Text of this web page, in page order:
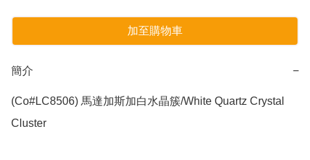
加至購物車
簡介 −
(Co#LC8506) 馬達加斯加白水晶簇/White Quartz Crystal
Cluster